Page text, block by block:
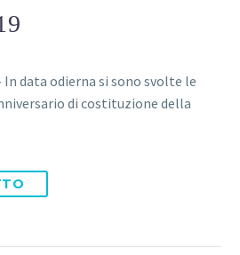
In data odierna si sono svolte le
di costituzione della